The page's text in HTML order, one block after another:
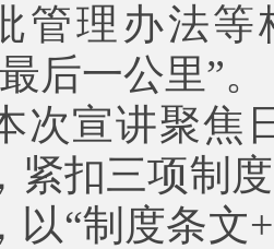
管理办法
后一公里”。
次宣讲聚焦
紧扣三项制
以“制度条文